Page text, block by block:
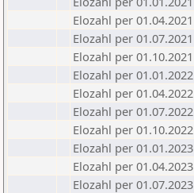
Elozahl per 01.04.2021
Elozahl per 01.07.2021
Elozahl per 01.10.2021
Elozahl per 01.01.2022
Elozahl per 01.04.2022
Elozahl per 01.07.2022
Elozahl per 01.10.2022
Elozahl per 01.01.2023
Elozahl per 01.04.2023
Elozahl per 01.07.2023